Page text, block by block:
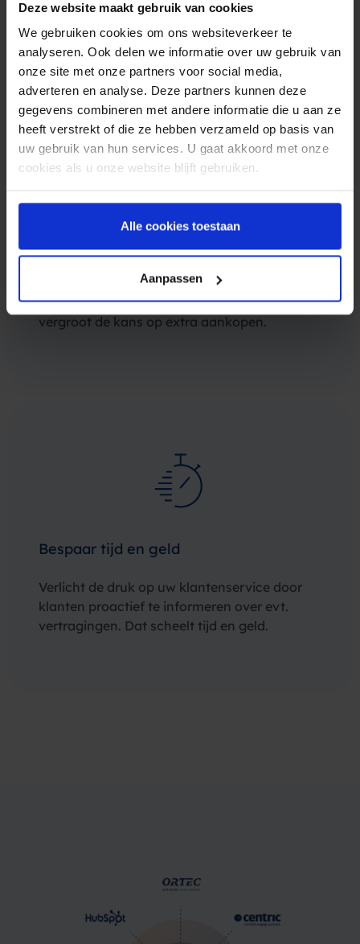
Deze website maakt gebruik van cookies
We gebruiken cookies om ons websiteverkeer te
analyseren. Ook delen we informatie over uw gebruik van
onze site met onze partners voor social media,
adverteren en analyse. Deze partners kunnen deze
gegevens combineren met andere informatie die u aan ze
heeft verstrekt of die ze hebben verzameld op basis van
uw gebruik van hun services. U gaat akkoord met onze
cookies als u onze website blijft gebruiken.
Alle cookies toestaan
Aanpassen
er zeker iemand thuis als u aanbelt.
Meer omzet
Informeer klanten over de mogelijkheid om
een bestelling af te halen in de winkel. Dat
vergroot de kans op extra aankopen.
Bespaar tijd en geld
Verlicht de druk op uw klantenservice door
klanten proactief te informeren over evt.
vertragingen. Dat scheelt tijd en geld.